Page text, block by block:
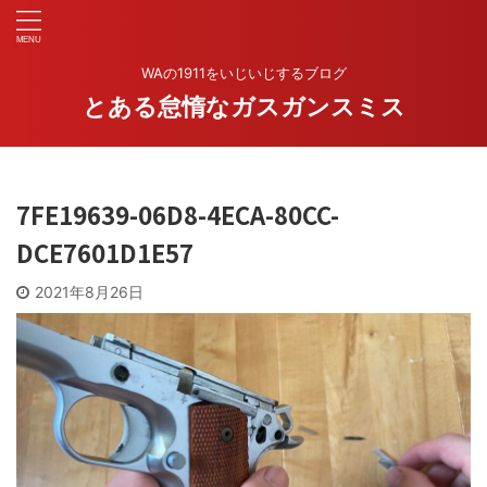
WAの1911をいじいじするブログ
とある怠惰なガスガンスミス
7FE19639-06D8-4ECA-80CC-
DCE7601D1E57
2021年8月26日